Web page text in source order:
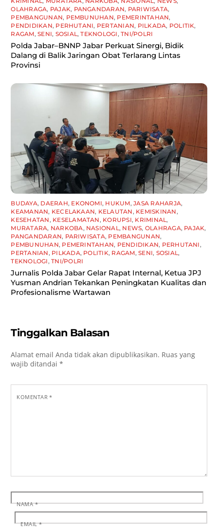
OLAHRAGA, PAJAK, PANGANDARAN, PARIWISATA,
PEMBANGUNAN, PEMBUNUHAN, PEMERINTAHAN,
PENDIDIKAN, PERHUTANI, PERTANIAN, PILKADA, POLITIK,
RAGAM,SENI, SOSIAL ,TEKNOLOGI ,TNI/POLRI
Polda Jabar–BNNP Jabar Perkuat Sinergi, Bidik
Dalang di Balik Jaringan Obat Terlarang Lintas
Provinsi
BUDAYA, DAERAH, EKONOMI, HUKUM,JASA RAHARJA,
KEAMANAN, KECELAKAAN, KELAUTAN, KEMISKINAN,
KESEHATAN, KESELAMATAN, KORUPSI, KRIMINAL,
MURATARA, NARKOBA, NASIONAL, NEWS, OLAHRAGA, PAJAK,
PANGANDARAN, PARIWISATA, PEMBANGUNAN,
PEMBUNUHAN, PEMERINTAHAN, PENDIDIKAN, PERHUTANI,
PERTANIAN, PILKADA, POLITIK, RAGAM,SENI, SOSIAL,
TEKNOLOGI,TNI/POLRI
Jurnalis Polda Jabar Gelar Rapat Internal, Ketua JPJ
Yusman Andrian Tekankan Peningkatan Kualitas dan
Profesionalisme Wartawan
Tinggalkan Balasan
Alamat email Anda tidak akan dipublikasikan. Ruas yang
wajib ditandai*
KOMENTAR*
NAMA*
EMAIL*